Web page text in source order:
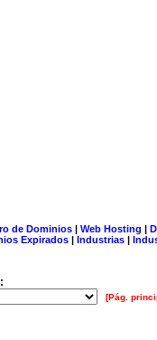
de Dominios| Web Hosting |
Expirados | Industrias |
[Pág.